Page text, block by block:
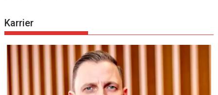
Karrier